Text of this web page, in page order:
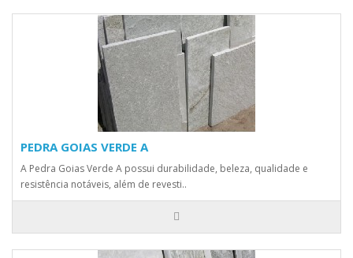
PEDRA GOIAS VERDE A
A Pedra Goias Verde A possui durabilidade, beleza, qualidade e
resistência notáveis, além de revesti..